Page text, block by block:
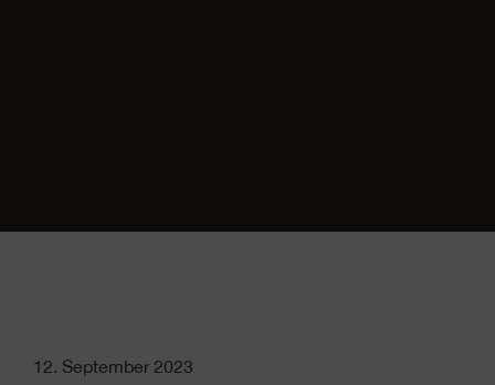
12. September 2023